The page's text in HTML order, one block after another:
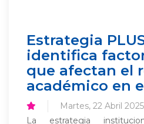
Estrategia
identifica
que afectan el
académico en
Martes, 22 Abril
La estrategia